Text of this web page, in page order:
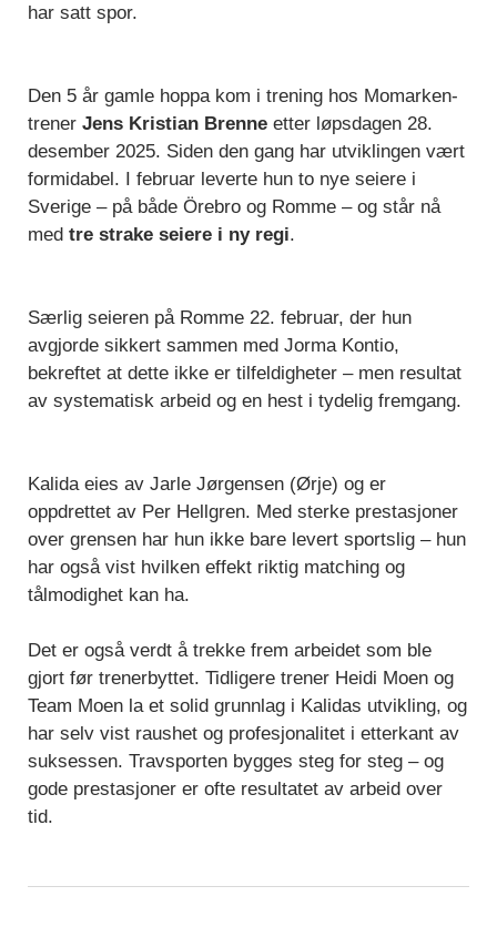
har satt spor.
Den 5 år gamle hoppa kom i trening hos Momarken-
trener Jens Kristian Brenne etter løpsdagen 28.
desember 2025. Siden den gang har utviklingen vært
formidabel. I februar leverte hun to nye seiere i
Sverige – på både Örebro og Romme – og står nå
med tre strake seiere i ny regi.
Særlig seieren på Romme 22. februar, der hun
avgjorde sikkert sammen med Jorma Kontio,
bekreftet at dette ikke er tilfeldigheter – men resultat
av systematisk arbeid og en hest i tydelig fremgang.
Kalida eies av Jarle Jørgensen (Ørje) og er
oppdrettet av Per Hellgren. Med sterke prestasjoner
over grensen har hun ikke bare levert sportslig – hun
har også vist hvilken effekt riktig matching og
tålmodighet kan ha.
Det er også verdt å trekke frem arbeidet som ble
gjort før trenerbyttet. Tidligere trener Heidi Moen og
Team Moen la et solid grunnlag i Kalidas utvikling, og
har selv vist raushet og profesjonalitet i etterkant av
suksessen. Travsporten bygges steg for steg – og
gode prestasjoner er ofte resultatet av arbeid over
tid.